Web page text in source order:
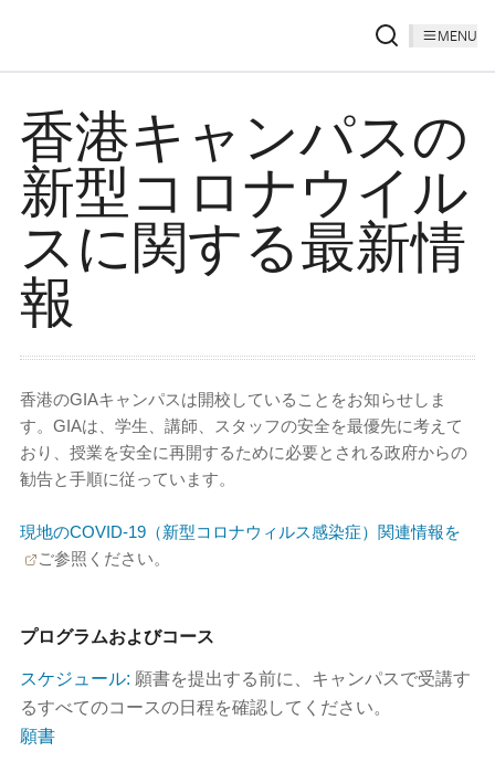
MENU
香港キャンパスの
新型コロナウイル
スに関する最新情
報
香港のGIAキャンパスは開校していることをお知らせしま
す。GIAは、学生、講師、スタッフの安全を最優先に考えて
おり、授業を安全に再開するために必要とされる政府からの
勧告と手順に従っています。
現地のCOVID-19（新型コロナウィルス感染症）関連情報を
ご参照ください。
プログラムおよびコース
スケジュール: 願書を提出する前に、キャンパスで受講す
るすべてのコースの日程を確認してください。
願書